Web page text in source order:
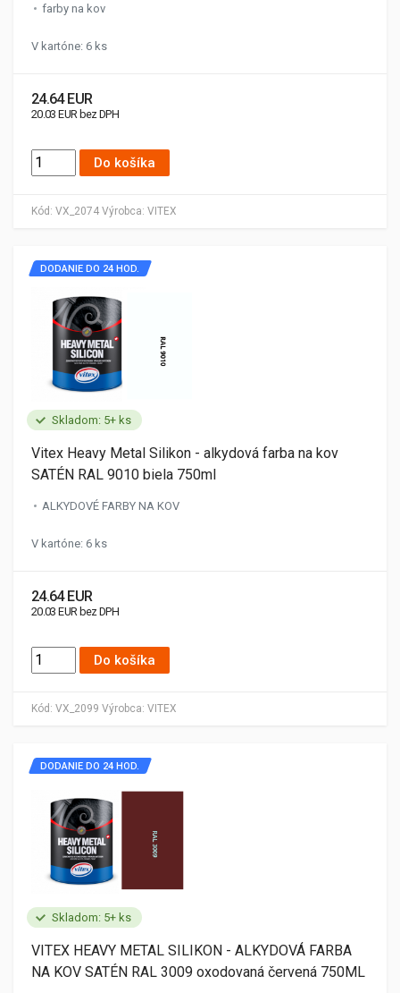
Kód: VX_2074 Výrobca: VITEX
farby na kov
V kartóne: 6 ks
24.64 EUR
20.03 EUR bez DPH
Do košíka
Skladom: 5+ ks
Kód: VX_2099 Výrobca: VITEX
DODANIE DO 24 HOD.
Vitex Heavy Metal Silikon - alkydová farba na kov
SATÉN RAL 9010 biela 750ml
ALKYDOVÉ FARBY NA KOV
V kartóne: 6 ks
24.64 EUR
20.03 EUR bez DPH
Do košíka
Skladom: 5+ ks
DODANIE DO 24 HOD.
VITEX HEAVY METAL SILIKON - ALKYDOVÁ FARBA
NA KOV SATÉN RAL 3009 oxodovaná červená 750ML